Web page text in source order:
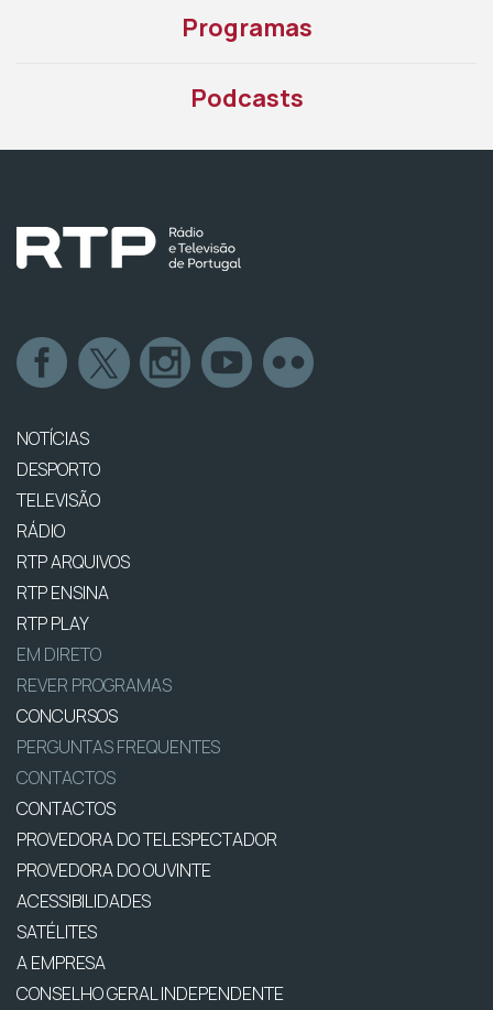
Programas
Podcasts
NOTÍCIAS
DESPORTO
TELEVISÃO
RÁDIO
RTP ARQUIVOS
RTP ENSINA
RTP PLAY
EM DIRETO
REVER PROGRAMAS
CONCURSOS
PERGUNTAS FREQUENTES
CONTACTOS
CONTACTOS
PROVEDORA DO TELESPECTADOR
PROVEDORA DO OUVINTE
ACESSIBILIDADES
SATÉLITES
A EMPRESA
CONSELHO GERAL INDEPENDENTE